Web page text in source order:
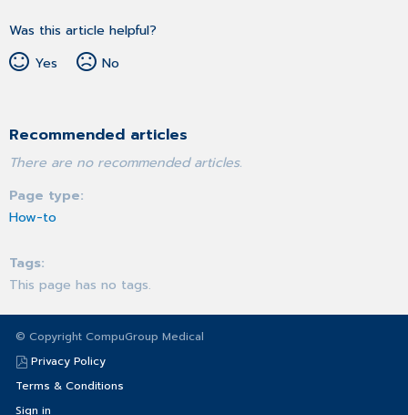
Was this article helpful?
Yes
No
Recommended articles
There are no recommended articles.
Page type
How-to
Tags
This page has no tags.
© Copyright CompuGroup Medical
Privacy Policy
Terms & Conditions
Sign in